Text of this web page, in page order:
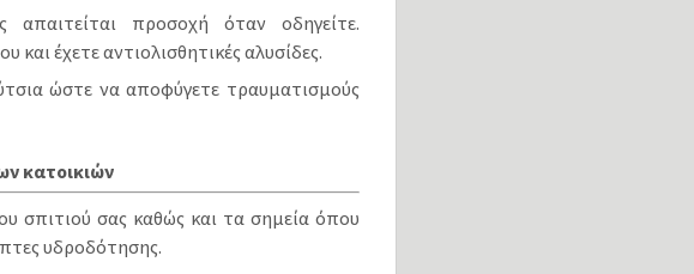
απαιτείται προσοχή όταν οδηγείτε.
έχετε αντιολισθητικές αλυσίδες.
ώστε να αποφύγετε τραυματισμούς
κατοικιών
σπιτιού σας καθώς και τα σημεία όπου
υδροδότησης.